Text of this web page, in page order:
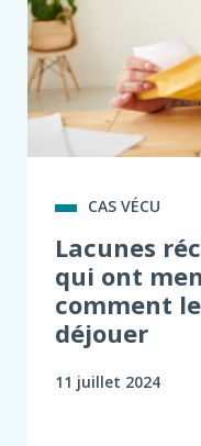
CAS VÉCU
Lacunes
qui ont
comment
déjouer
11 juillet 2024